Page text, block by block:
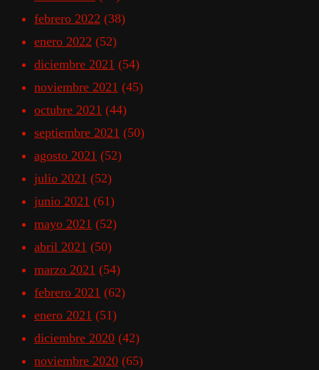
febrero 2022 (38)
enero 2022 (52)
diciembre 2021 (54)
noviembre 2021 (45)
octubre 2021 (44)
septiembre 2021 (50)
agosto 2021 (52)
julio 2021 (52)
junio 2021 (61)
mayo 2021 (52)
abril 2021 (50)
marzo 2021 (54)
febrero 2021 (62)
enero 2021 (51)
diciembre 2020 (42)
noviembre 2020 (65)